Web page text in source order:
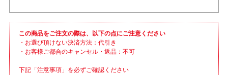
この商品をご注文の際は、以下の点にご注意ください
・お選び頂けない決済方法：代引き
・お客様ご都合のキャンセル・返品：不可
下記「注意事項」を必ずご確認ください